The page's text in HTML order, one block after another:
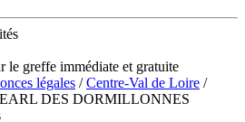
le greffe immédiate et gratuite
légales /Centre-Val de Loire /
EARL DES DORMILLONNES